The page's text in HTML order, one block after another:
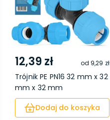
12,39 zł od 9,29 zł
Trójnik PE PN16 32 mm x 32
mm x 32 mm
Dodaj do koszyka